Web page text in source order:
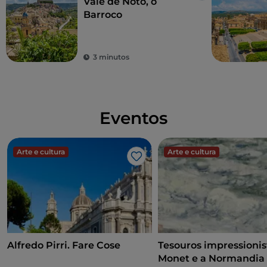
Barroco
3 minutos
Eventos
Arte e cultura
Gosto
Alfredo Pirri. Fare Cose
Arte e cultura
Tesouros
Monet e a Normandia